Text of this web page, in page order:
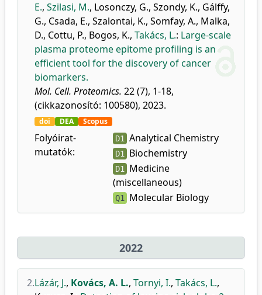
E., Szilasi, M., Losonczy, G., Szondy, K., Gálffy,
G., Csada, E., Szalontai, K., Somfay, A., Malka,
D., Cottu, P., Bogos, K., Takács, L.: Large-scale
plasma proteome epitome profiling is an
efficient tool for the discovery of cancer
biomarkers.
Mol. Cell. Proteomics. 22 (7), 1-18,
(cikkazonosító: 100580), 2023.
doi DEA Scopus
Folyóirat-
mutatók:
D1 Analytical Chemistry
D1 Biochemistry
D1 Medicine
(miscellaneous)
Q1 Molecular Biology
2022
2.Lázár, J., Kovács, A. L., Tornyi, I., Takács, L.,